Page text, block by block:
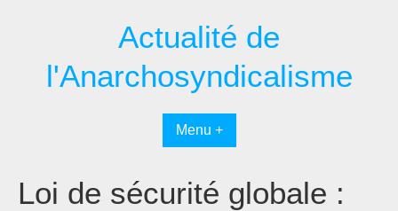
Actualité de
l'Anarchosyndicalisme
Menu +
Loi de sécurité globale :